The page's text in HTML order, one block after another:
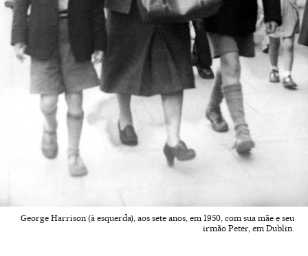
George Harrison (à esquerda), aos sete anos, em 1950, com sua mãe e seu
irmão Peter, em Dublin.